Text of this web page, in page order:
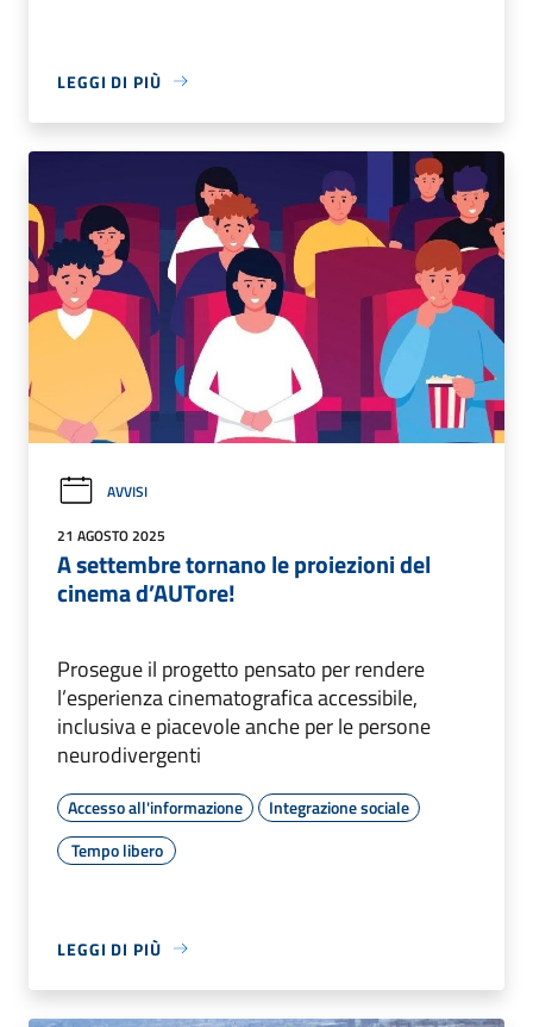
LEGGI DI PIÙ
AVVISI
21 AGOSTO 2025
A settembre tornano le proiezioni del
cinema d’AUTore!
Prosegue il progetto pensato per rendere
l’esperienza cinematografica accessibile,
inclusiva e piacevole anche per le persone
neurodivergenti
Accesso all'informazione
Integrazione sociale
Tempo libero
LEGGI DI PIÙ